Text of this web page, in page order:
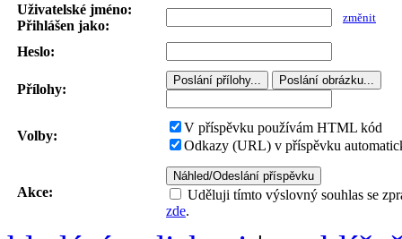
Uživatelské jméno:
Přihlášen jako:
změnit
Heslo:
Přílohy:
Volby:
V příspěvku používám HTML kód
Odkazy (URL) v příspěvku
Akce:
Uděluji tímto výslovný souhlas se
zde